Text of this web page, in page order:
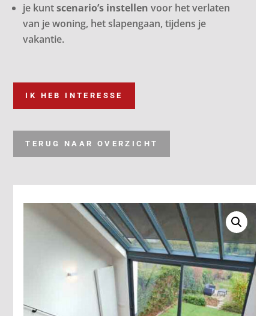
je kuntscenario’s instellen voor het verlaten
van je woning, het slapengaan, tijdens je
vakantie.
IK HEB INTERESSE
TERUG NAAR OVERZICHT